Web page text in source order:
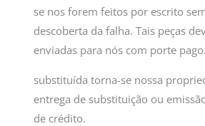
se nos forem feitos por escrito
descoberta da falha. Tais peças
enviadas para nós com porte
substituída torna-se nossa
entrega de substituição ou
de crédito.